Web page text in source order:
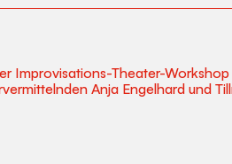
Improvisations-Theater-
Anja Engelhard und